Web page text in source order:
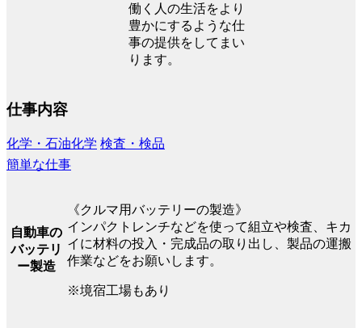
働く人の生活をより
豊かにするような仕
事の提供をしてまい
ります。
仕事内容
化学・石油化学 検査・検品
簡単な仕事
自動車の
バッテリ
ー製造
《クルマ用バッテリーの製造》
インパクトレンチなどを使って組立や検査、キカ
イに材料の投入・完成品の取り出し、製品の運搬
作業などをお願いします。
※境宿工場もあり